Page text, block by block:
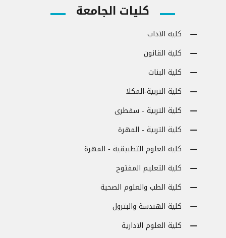
كليات الجامعة
كلية الآداب
كلية القانون
كلية البنات
كلية التربية-المكلا
كلية التربية - سقطرى
كلية التربية - المهرة
كلية العلوم التطبيقية - المهرة
كلية التعليم المفتوح
كلية الطب والعلوم الصحية
كلية الهندسة والبترول
كلية العلوم الادارية